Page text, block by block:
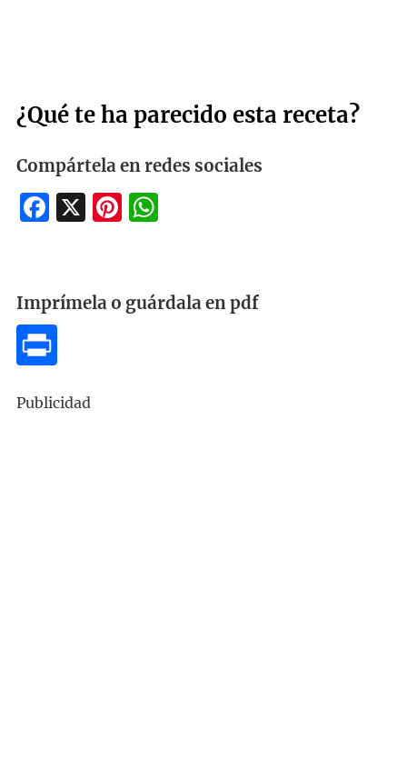
¿Qué te ha parecido esta receta?
Compártela en redes sociales
Facebook
X Pinterest
WhatsApp
Imprímela o guárdala en pdf
Publicidad